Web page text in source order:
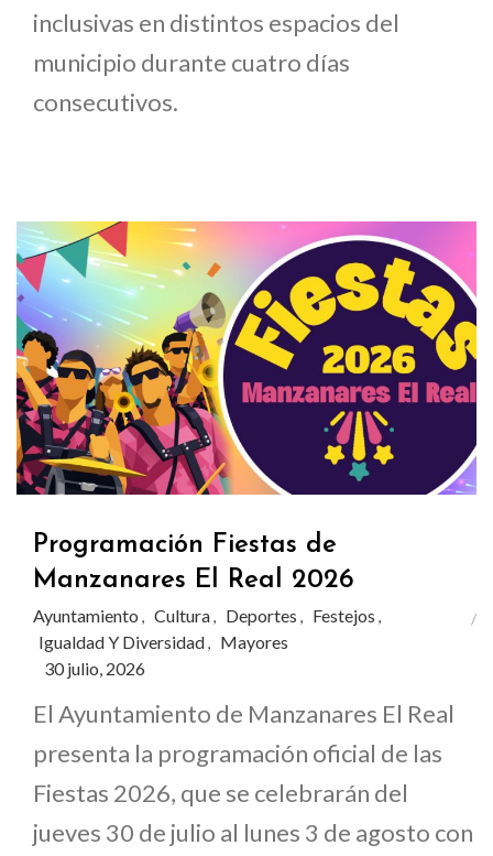
inclusivas en distintos espacios del
municipio durante cuatro días
consecutivos.
Programación Fiestas de
Manzanares El Real 2026
Ayuntamiento , Cultura, Deportes , Festejos ,
Igualdad Y Diversidad, Mayores
30 julio, 2026
El Ayuntamiento de Manzanares El Real
presenta la programación oficial de las
Fiestas 2026, que se celebrarán del
jueves 30 de julio al lunes 3 de agosto con